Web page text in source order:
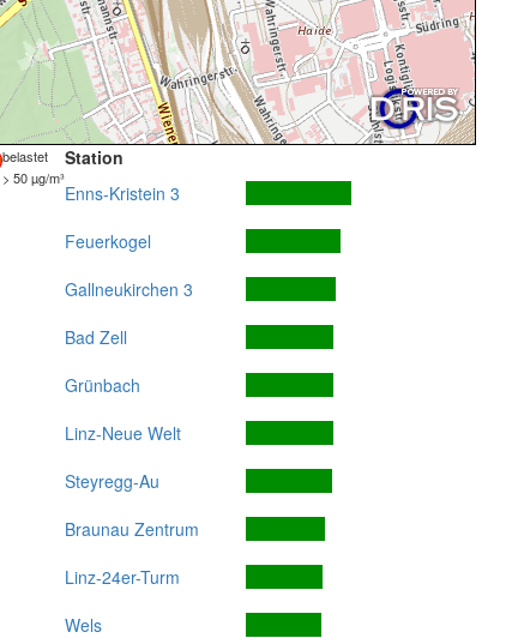
belastet
> 50 µg/m³
Station
Enns-Kristein 3
Feuerkogel
Gallneukirchen 3
Bad Zell
Grünbach
Linz-Neue Welt
Steyregg-Au
Braunau Zentrum
Linz-24er-Turm
Wels